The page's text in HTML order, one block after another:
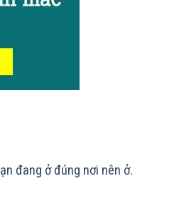
đang ở đúng nơi nên ở.